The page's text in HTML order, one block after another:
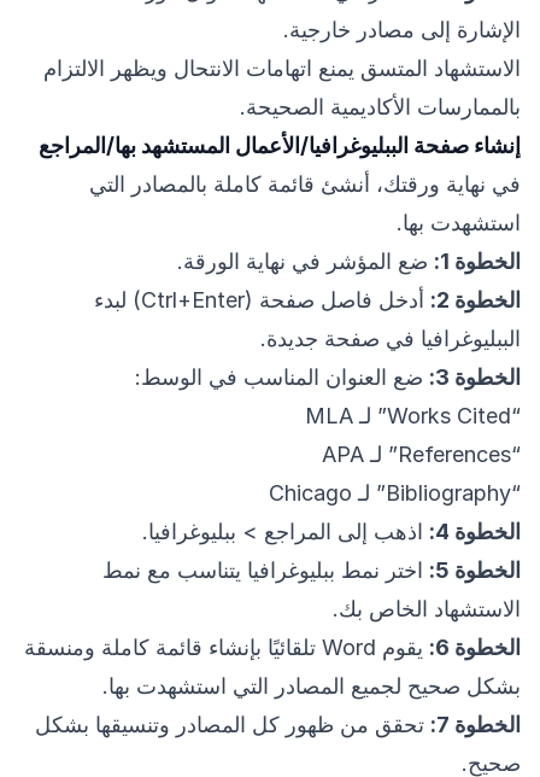
الإشارة إلى مصادر خارجية.
الاستشهاد المتسق يمنع اتهامات الانتحال ويظهر الالتزام
بالممارسات الأكاديمية الصحيحة.
إنشاء صفحة الببليوغرافيا/الأعمال المستشهد بها/المراجع
في نهاية ورقتك، أنشئ قائمة كاملة بالمصادر التي
استشهدت بها.
الخطوة 1:
ضع المؤشر في نهاية الورقة.
الخطوة 2:
أدخل فاصل صفحة (Ctrl+Enter) لبدء
الببليوغرافيا في صفحة جديدة.
الخطوة 3:
ضع العنوان المناسب في الوسط:
“Works Cited” لـ MLA
“References” لـ APA
“Bibliography” لـ Chicago
الخطوة 4:
اذهب إلى المراجع > ببليوغرافيا.
الخطوة 5:
اختر نمط ببليوغرافيا يتناسب مع نمط
الاستشهاد الخاص بك.
الخطوة 6:
يقوم Word تلقائيًا بإنشاء قائمة كاملة ومنسقة
بشكل صحيح لجميع المصادر التي استشهدت بها.
الخطوة 7:
تحقق من ظهور كل المصادر وتنسيقها بشكل
صحيح.